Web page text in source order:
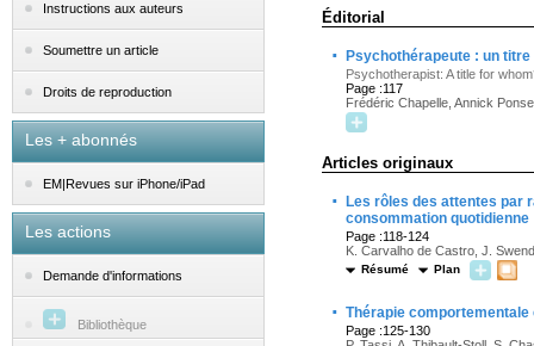
Instructions aux auteurs
Soumettre un article
Droits de reproduction
Les + abonnés
EM|Revues sur iPhone/iPad
Les actions
Demande d'informations
Bibliothèque
Éditorial
· Psychothérapeute : un titre
Psychotherapist: A title for
Page :117
Frédéric Chapelle, Annick
Articles originaux
·
Les rôles des attentes par
consommation quotidienne
Page :118-124
K. Carvalho de Castro, J.
Résumé Plan
· Thérapie comportementale
Page :125-130